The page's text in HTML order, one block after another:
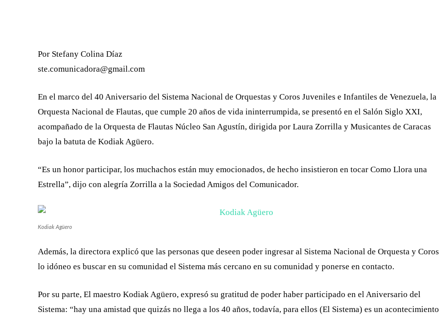
Por Stefany Colina Díaz
ste.comunicadora@gmail.com
En el marco del 40 Aniversario del Sistema Nacional de Orquestas y Coros Juveniles e Infantiles de Venezuela, la
Orquesta Nacional de Flautas, que cumple 20 años de vida ininterrumpida, se presentó en el Salón Siglo XXI,
acompañado de la Orquesta de Flautas Núcleo San Agustín, dirigida por Laura Zorrilla y Musicantes de Caracas
bajo la batuta de Kodiak Agüero.
“Es un honor participar, los muchachos están muy emocionados, de hecho insistieron en tocar Como Llora una
Estrella”, dijo con alegría Zorrilla a la Sociedad Amigos del Comunicador.
Kodiak Agüero
Además, la directora explicó que las personas que deseen poder ingresar al Sistema Nacional de Orquesta y Coros
lo idóneo es buscar en su comunidad el Sistema más cercano en su comunidad y ponerse en contacto.
Por su parte, El maestro Kodiak Agüero, expresó su gratitud de poder haber participado en el Aniversario del
Sistema: “hay una amistad que quizás no llega a los 40 años, todavía, para ellos (El Sistema) es un acontecimiento